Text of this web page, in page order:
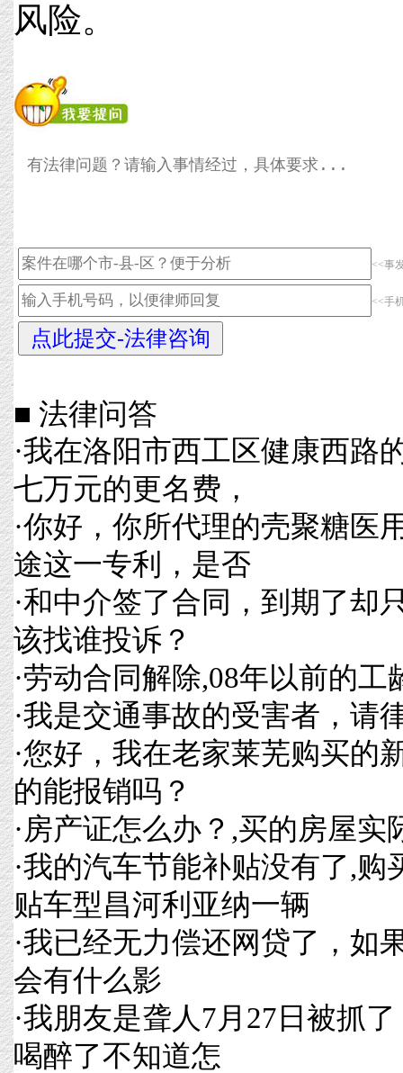
风险。
<<事
<<手
■ 法律问答
·我在洛阳市西工区健康西路
七万元的更名费，
·你好，你所代理的壳聚糖医
途这一专利，是否
·和中介签了合同，到期了却
该找谁投诉？
·劳动合同解除,08年以前的工
·我是交通事故的受害者，请
·您好，我在老家莱芜购买的
的能报销吗？
·房产证怎么办？,买的房屋实
·我的汽车节能补贴没有了,购
贴车型昌河利亚纳一辆
·我已经无力偿还网贷了，如
会有什么影
·我朋友是聋人7月27日被抓
喝醉了不知道怎